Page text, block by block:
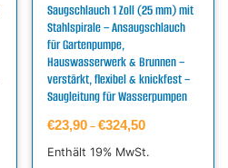
Saugschlauch 1 Zoll (25 mm) mit
Stahlspirale – Ansaugschlauch
für Gartenpumpe,
Hauswasserwerk & Brunnen –
verstärkt, flexibel & knickfest –
Saugleitung für Wasserpumpen
€23,90 – €324,50
Enthält 19% MwSt.